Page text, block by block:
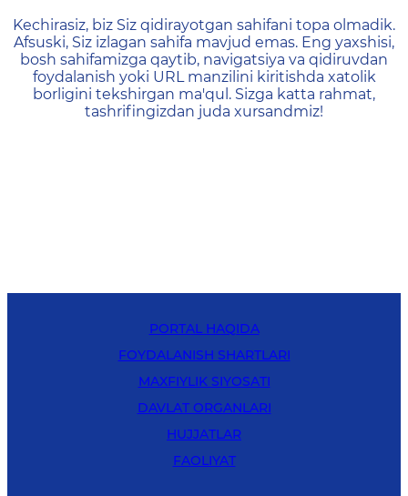
404 — Страница не
Kechirasiz, biz Siz qidirayotgan sahifani topa olmadik.
Afsuski, Siz izlagan sahifa mavjud emas. Eng yaxshisi,
bosh sahifamizga qaytib, navigatsiya va qidiruvdan
foydalanish yoki URL manzilini kiritishda xatolik
borligini tekshirgan ma'qul. Sizga katta rahmat,
tashrifingizdan juda xursandmiz!
PORTAL HAQIDA
FOYDALANISH SHARTLARI
MAXFIYLIK SIYOSATI
DAVLAT ORGANLARI
HUJJATLAR
FAOLIYAT